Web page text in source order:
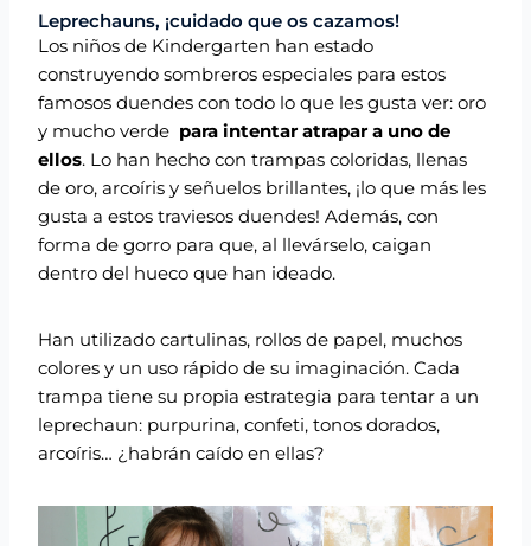
Leprechauns, ¡cuidado que os cazamos!
Los niños de Kindergarten han estado
construyendo sombreros especiales para estos
famosos duendes con todo lo que les gusta ver: oro
y mucho verde para intentar atrapar a uno de
ellos. Lo han hecho con trampas coloridas, llenas
de oro, arcoíris y señuelos brillantes, ¡lo que más les
gusta a estos traviesos duendes! Además, con
forma de gorro para que, al llevárselo, caigan
dentro del hueco que han ideado.
Han utilizado cartulinas, rollos de papel, muchos
colores y un uso rápido de su imaginación. Cada
trampa tiene su propia estrategia para tentar a un
leprechaun: purpurina, confeti, tonos dorados,
arcoíris… ¿habrán caído en ellas?